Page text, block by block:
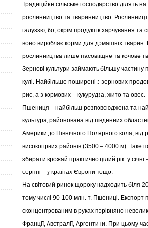
Традиційне сільське господарство ділять на
рослинництво та тваринництво.
галуззю, бо, окрім продуктів харчування та
воно виробляє корми для домашніх тварин.
рослинництва лише пасовищне та кочове
Зернові культури займають більшу частину
кулі. Найбільше поширені з зернових
рис, а з кормових – кукурудза, жито та овес.
Пшениця – найбільш розповсюджена та
культура, районована від південних
Америки до Північного Полярного кола, від
високогірних районів (3500 – 4000 м).
збирати врожай практично цілий рік: у січні
серпні – у країнах Європи тощо.
На світовий ринок щороку надходить біля
тому числі 90-100 млн. т. Пшениці. Експорт
сконцентрованим в руках порівняно
Франції, Австралії, Аргентини. При цьому